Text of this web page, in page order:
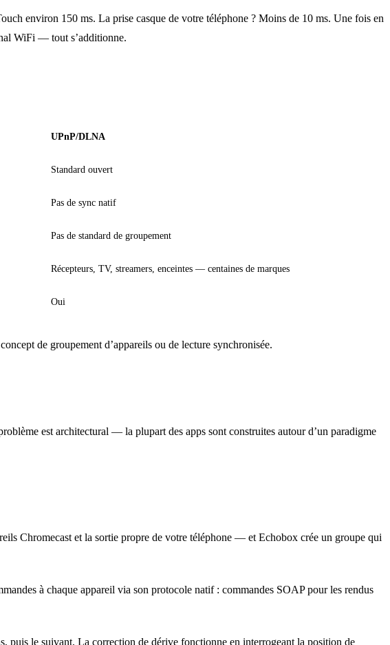
environ 150 ms. La prise casque de votre téléphone ? Moins de 10 ms. Une fois en
WiFi — tout s’additionne.
UPnP/DLNA
Standard ouvert
Pas de sync natif
Pas de standard de groupement
Récepteurs, TV, streamers, enceintes — centaines de marques
Oui
de groupement d’appareils ou de lecture synchronisée.
est architectural — la plupart des apps sont construites autour d’un paradigme
Chromecast et la sortie propre de votre téléphone — et Echobox crée un groupe qui
à chaque appareil via son protocole natif : commandes SOAP pour les rendus
puis le suivant. La correction de dérive fonctionne en interrogeant la position de